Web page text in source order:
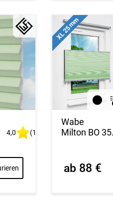
4,0 (1)
Wabe
Milton BO
XL 25 mm
ab 88 €